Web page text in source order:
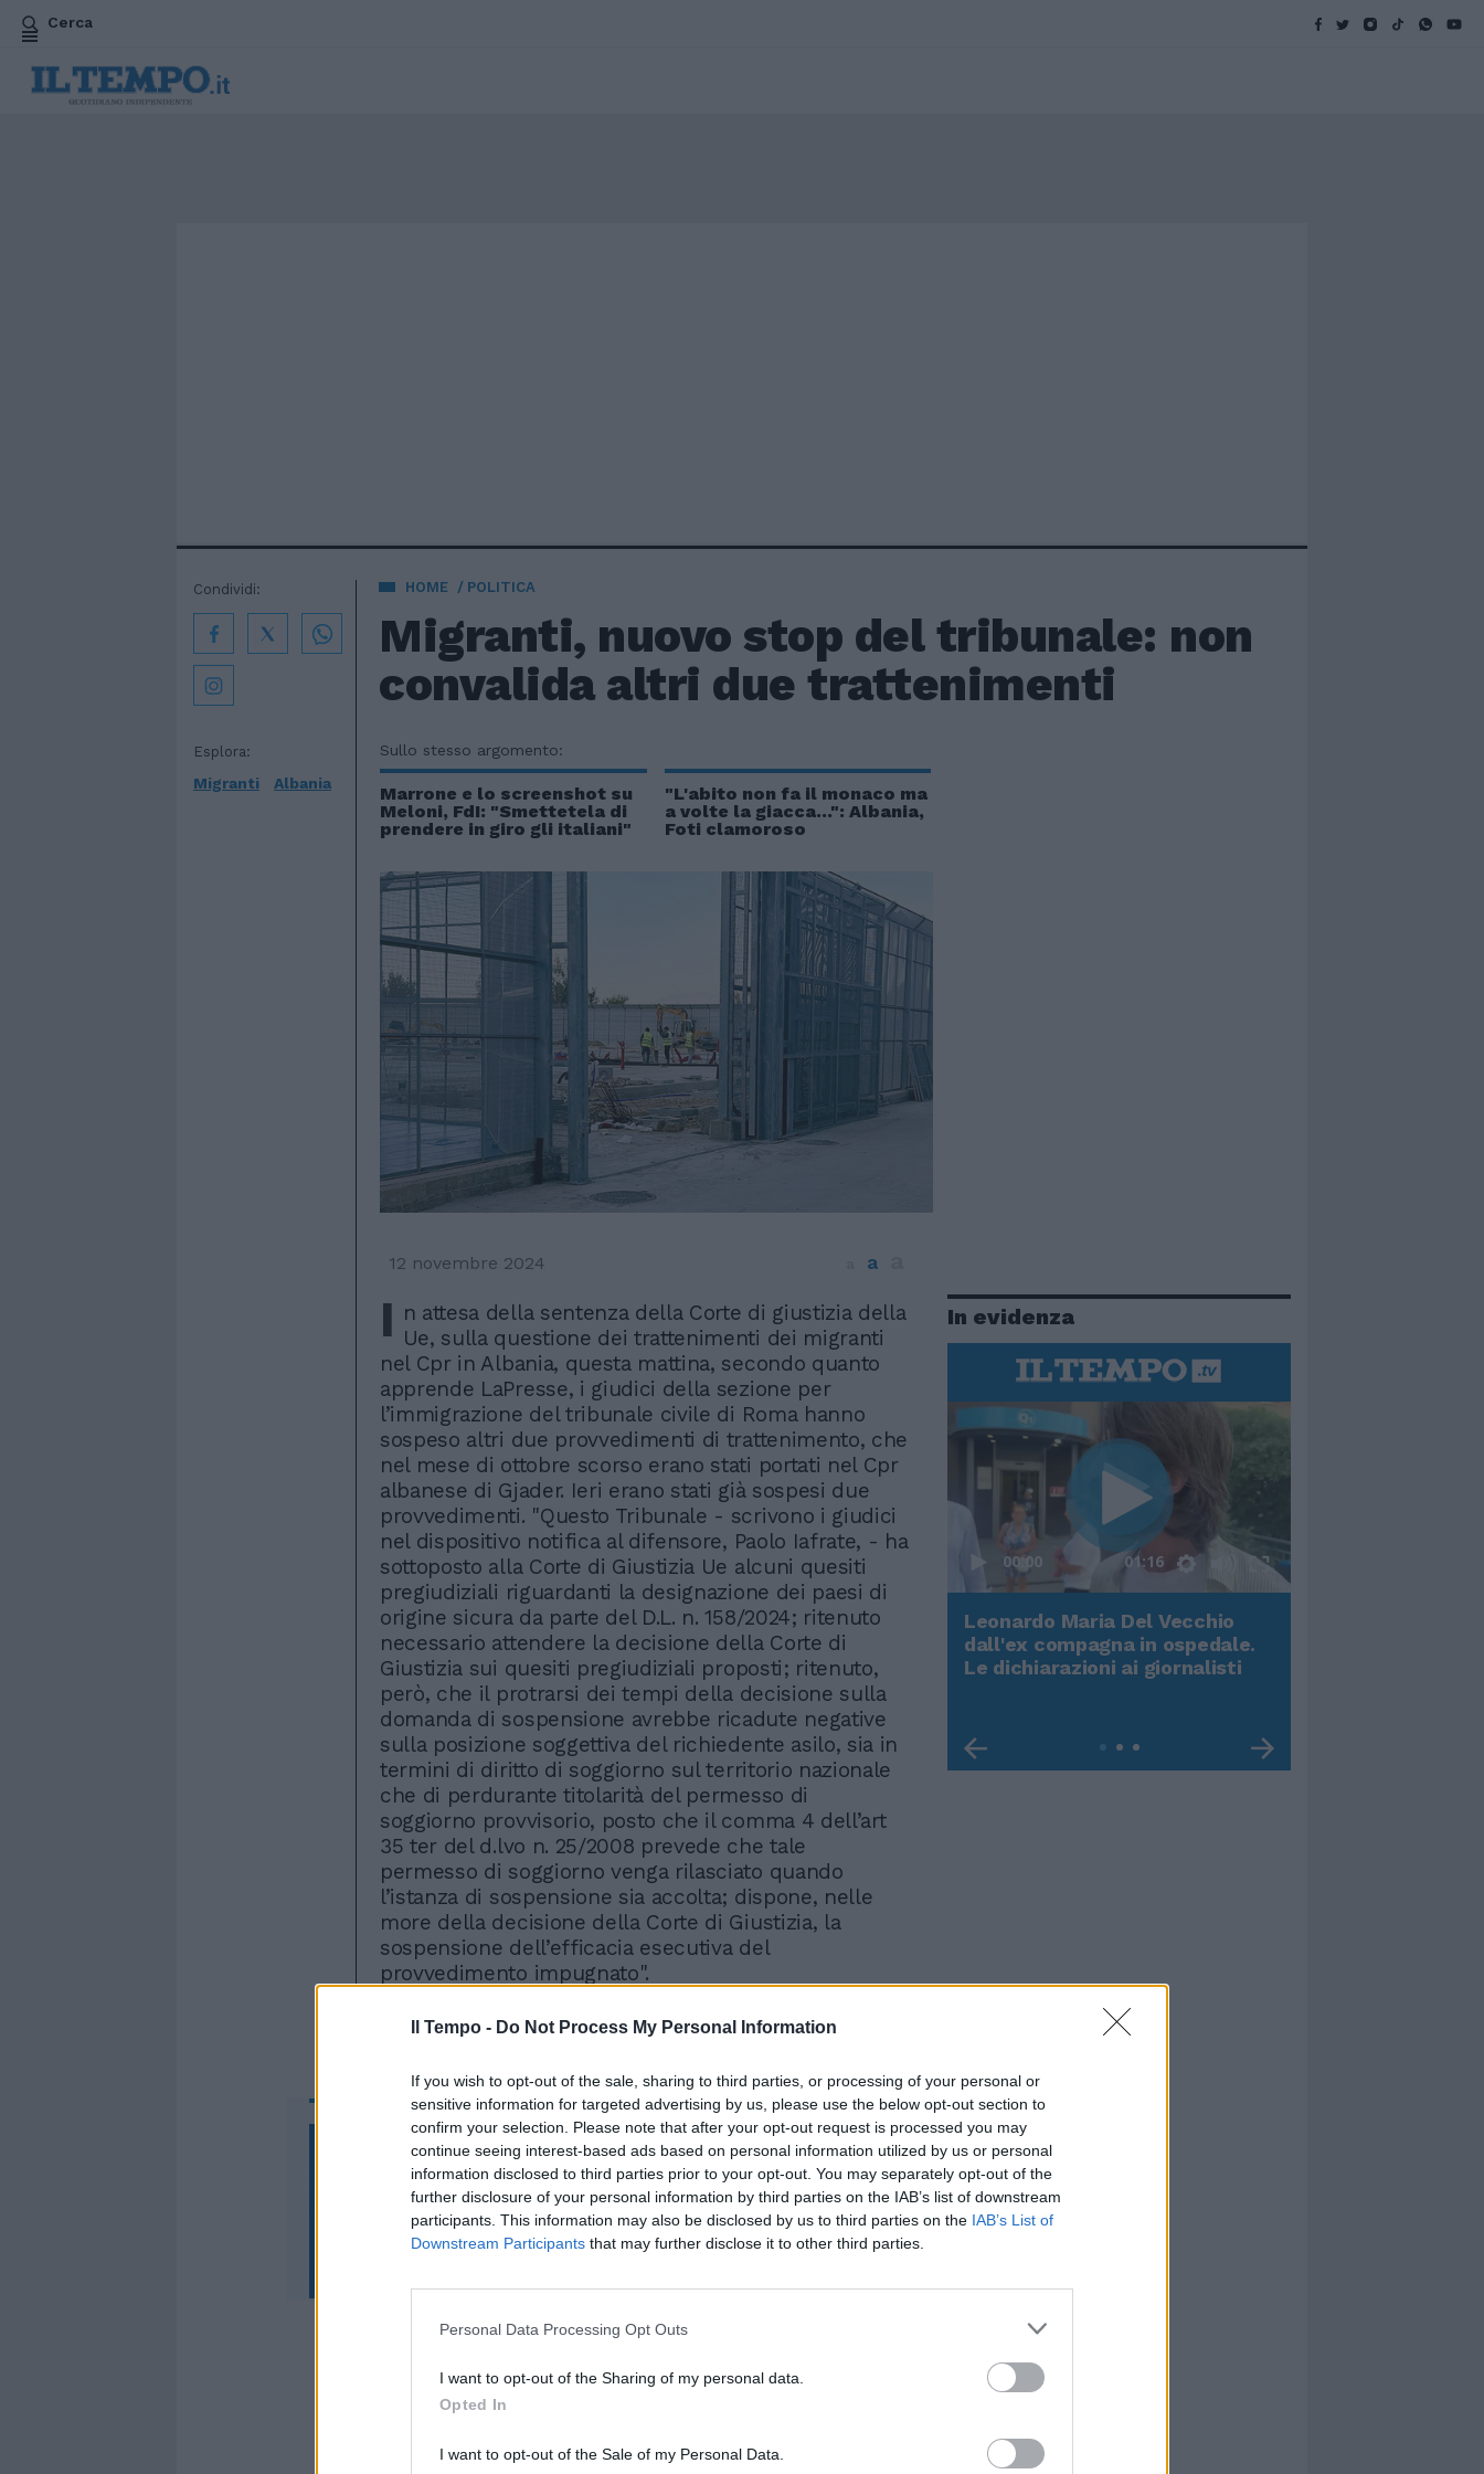
Il Tempo - Do Not Process My Personal Information
If you wish to opt-out of the sale, sharing to third parties, or processing of your personal or
sensitive information for targeted advertising by us, please use the below opt-out section to
confirm your selection. Please note that after your opt-out request is processed you may
continue seeing interest-based ads based on personal information utilized by us or personal
information disclosed to third parties prior to your opt-out. You may separately opt-out of the
further disclosure of your personal information by third parties on the IAB’s list of downstream
participants. This information may also be disclosed by us to third parties on the IAB’s List of
Downstream Participants that may further disclose it to other third parties.
Personal Data Processing Opt Outs
I want to opt-out of the Sharing of my personal data.
Opted In
I want to opt-out of the Sale of my Personal Data.
Cerca
HOME POLITICA
Migranti, nuovo stop del tribunale: non
convalida altri due trattenimenti
Esplora:
Migranti Albania
Condividi:
Sullo stesso argomento:
Marrone e lo screenshot su
Meloni, FdI: "Smettetela di
prendere in giro gli italiani"
"L'abito non fa il monaco ma
a volte la giacca...": Albania,
Foti clamoroso
12 novembre 2024 a
I n attesa della sentenza della Corte di giustizia della
Ue, sulla questione dei trattenimenti dei migranti
nel Cpr in Albania, questa mattina, secondo quanto
apprende LaPresse, i giudici della sezione per
l’immigrazione del tribunale civile di Roma hanno
sospeso altri due provvedimenti di trattenimento, che
nel mese di ottobre scorso erano stati portati nel Cpr
albanese di Gjader. Ieri erano stati già sospesi due
provvedimenti. "Questo Tribunale - scrivono i giudici
nel dispositivo notifica al difensore, Paolo Iafrate, - ha
sottoposto alla Corte di Giustizia Ue alcuni quesiti
pregiudiziali riguardanti la designazione dei paesi di
origine sicura da parte del D.L. n. 158/2024; ritenuto
necessario attendere la decisione della Corte di
Giustizia sui quesiti pregiudiziali proposti; ritenuto,
però, che il protrarsi dei tempi della decisione sulla
domanda di sospensione avrebbe ricadute negative
sulla posizione soggettiva del richiedente asilo, sia in
termini di diritto di soggiorno sul territorio nazionale
che di perdurante titolarità del permesso di
soggiorno provvisorio, posto che il comma 4 dell’art
35 ter del d.lvo n. 25/2008 prevede che tale
permesso di soggiorno venga rilasciato quando
l’istanza di sospensione sia accolta; dispone, nelle
more della decisione della Corte di Giustizia, la
sospensione dell’efficacia esecutiva del
provvedimento impugnato".
Marrone e lo screenshot
su Meloni, FdI:
"Smettetela di prendere
in giro gli italiani"
controricorsi ora attendiamo", ha spiegato
In evidenza
Rudy Giuliani a Come States?
Trump, Meloni e la strategia
americana
00:00 01:16
Leonardo Maria Del Vecchio
dall'ex compagna in ospedale.
Le dichiarazioni ai giornalisti